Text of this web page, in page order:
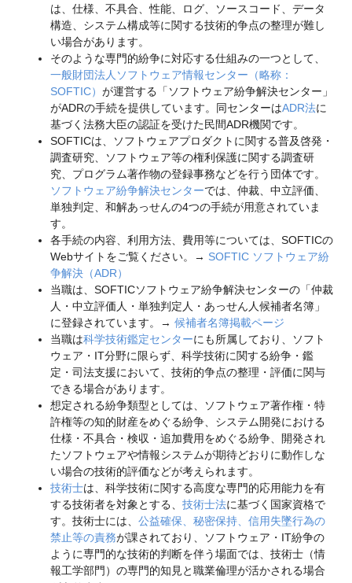
は、仕様、不具合、性能、ログ、ソースコード、データ
構造、システム構成等に関する技術的争点の整理が難し
い場合があります。
そのような専門的紛争に対応する仕組みの一つとして、
一般財団法人ソフトウェア情報センター（略称：
SOFTIC） が運営する「ソフトウェア紛争解決センター」
がADRの手続を提供しています。同センターはADR法に
基づく法務大臣の認証を受けた民間ADR機関です。
SOFTICは、ソフトウェアプロダクトに関する普及啓発・
調査研究、ソフトウェア等の権利保護に関する調査研
究、プログラム著作物の登録事務などを行う団体です。
ソフトウェア紛争解決センターでは、仲裁、中立評価、
単独判定、和解あっせんの4つの手続が用意されていま
す。
各手続の内容、利用方法、費用等については、SOFTICの
Webサイトをご覧ください。→ SOFTIC ソフトウェア紛
争解決（ADR）
当職は、SOFTICソフトウェア紛争解決センターの「仲裁
人・中立評価人・単独判定人・あっせん人候補者名簿」
に登録されています。→ 候補者名簿掲載ページ
当職は科学技術鑑定センターにも所属しており、ソフト
ウェア・IT分野に限らず、科学技術に関する紛争・鑑
定・司法支援において、技術的争点の整理・評価に関与
できる場合があります。
想定される紛争類型としては、ソフトウェア著作権・特
許権等の知的財産をめぐる紛争、システム開発における
仕様・不具合・検収・追加費用をめぐる紛争、開発され
たソフトウェアや情報システムが期待どおりに動作しな
い場合の技術的評価などが考えられます。
技術士は、科学技術に関する高度な専門的応用能力を有
する技術者を対象とする、 技術士法に基づく国家資格で
す。技術士には、 公益確保、秘密保持、信用失墜行為の
禁止等の責務が課されており、ソフトウェア・IT紛争の
ように専門的な技術的判断を伴う場面では、技術士（情
報工学部門）の専門的知見と職業倫理が活かされる場合